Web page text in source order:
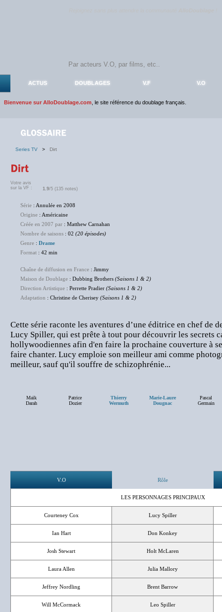
ACTUS DOUBLAGES V.F V.O
Bienvenue sur AlloDoublage.com , le site référence du doublage français.
Series TV > Dirt
Votre avis
sur la VF :
1.9/5 (135 notes)
Série : Annulée en 2008
Origine : Américaine
Créée en 2007 par : Matthew Carnahan
Nombre de saisons : 02 (20 épisodes)
Genre : Drame
Format : 42 min
Chaîne de diffusion en France : Jimmy
Maison de Doublage : Dubbing Brothers (Saisons 1 & 2)
Direction Artistique : Perrette Pradier (Saisons 1 & 2)
Adaptation : Christine de Cherisey (Saisons 1 & 2)
Cette série raconte les aventures d’une éditrice en chef de
Lucy Spiller, qui est prête à tout pour découvrir les secrets
hollywoodiennes afin d'en faire la prochaine couverture à
faire chanter. Lucy emploie son meilleur ami comme
meilleur, sauf qu'il souffre de schizophrénie...
Maïk
Darah
Patrice
Dozier
Thierry
Wermuth
Marie-Laure
Dougnac
Pascal
Germain
V.O Rôle
LES PERSONNAGES PRINCIPAUX
Courteney Cox Lucy Spiller
Ian Hart Don Konkey
Josh Stewart Holt McLaren
Laura Allen Julia Mallory
Jeffrey Nordling Brent Barrow
Will McCormack Leo Spiller